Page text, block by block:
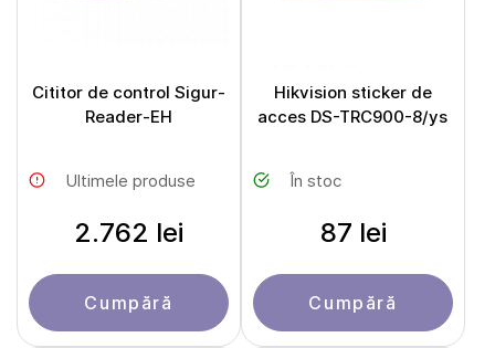
Cititor de control Sigur-
Reader-EH
Ultimele produse
2.762 lei
Cumpără
Hikvision sticker de
acces DS-TRC900-8/ys
În stoc
87 lei
Cumpără